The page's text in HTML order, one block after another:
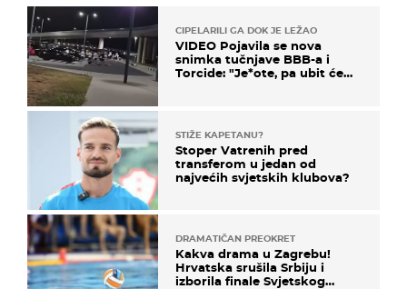
CIPELARILI GA DOK JE LEŽAO
VIDEO Pojavila se nova
snimka tučnjave BBB-a i
Torcide: "Je*ote, pa ubit će
STIŽE KAPETANU?
Stoper Vatrenih pred
transferom u jedan od
najvećih svjetskih klubova?
DRAMATIČAN PREOKRET
Kakva drama u Zagrebu!
Hrvatska srušila Srbiju i
izborila finale Svjetskog